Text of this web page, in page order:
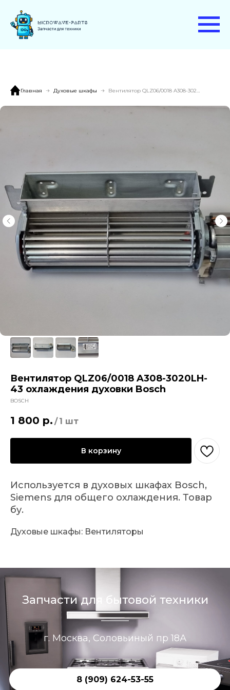
Главная Духовые шкафы
Вентилятор QLZ06/0018 A308-3020LH-
43 охлаждения духовки Bosch
BOSCH
1 800 р. / 1 шт
В корзину
Используется в духовых шкафах Bosch,
Siemens для общего охлаждения. Товар
бу.
Духовые шкафы: Вентиляторы
Запчасти для бытовой техники
г. Москва, Соловьиный пр 18А
8 (909) 624-53-55